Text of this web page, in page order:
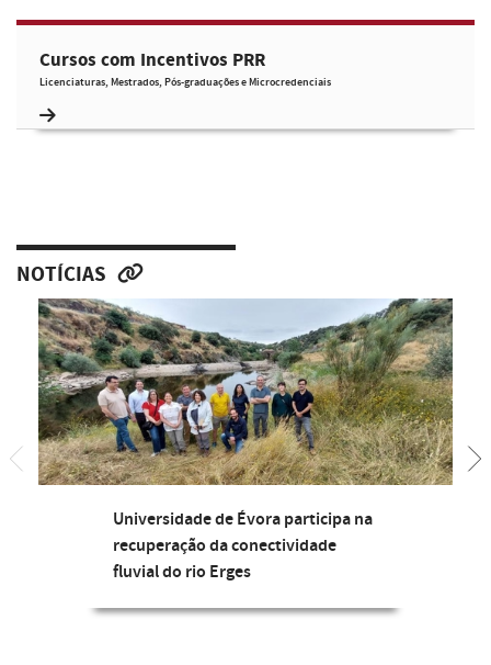
Cursos com Incentivos PRR
Licenciaturas, Mestrados, Pós-graduações e Microcredenciais
NOTÍCIAS
Universidade de Évora participa na
recuperação da conectividade
fluvial do rio Erges